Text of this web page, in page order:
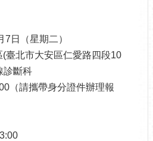
日（星期二）
臺北市大安區仁愛路四段10
診斷科
（請攜帶身分證件辦理報